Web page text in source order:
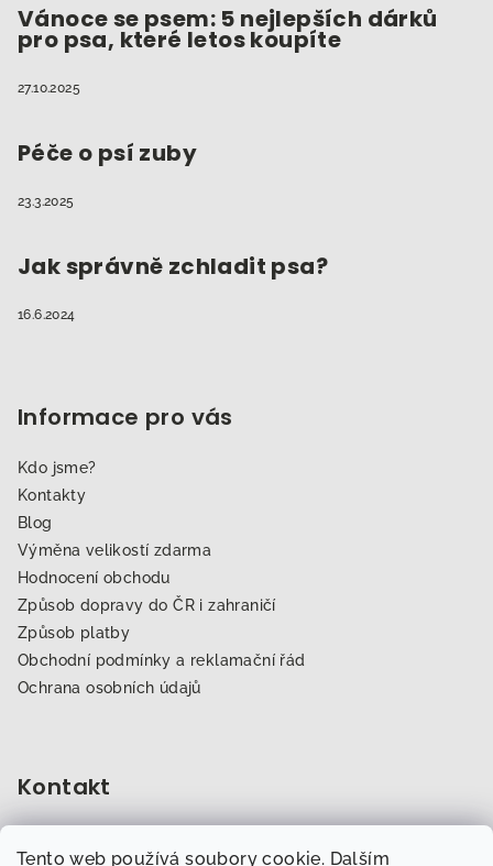
Tento web používá soubory cookie. Dalším
Vánoce se psem: 5 nejlepších dárků
pro psa, které letos koupíte
27.10.2025
Péče o psí zuby
23.3.2025
Jak správně zchladit psa?
16.6.2024
Informace pro vás
Kdo jsme?
Kontakty
Blog
Výměna velikostí zdarma
Hodnocení obchodu
Způsob dopravy do ČR i zahraničí
Způsob platby
Obchodní podmínky a reklamační řád
Ochrana osobních údajů
Kontakt
702 007 759